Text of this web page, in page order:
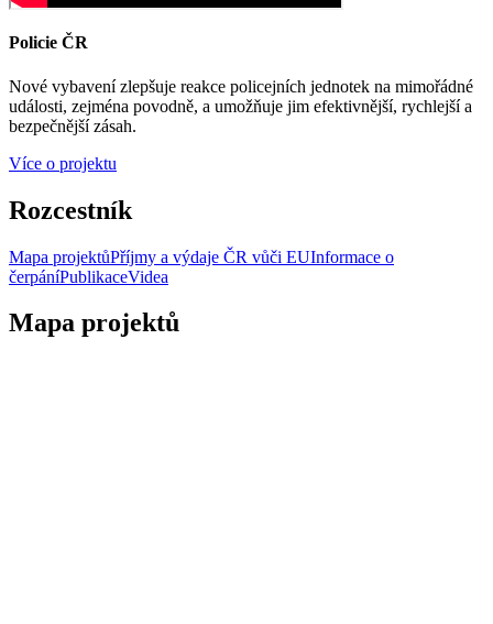
Policie ČR
Nové vybavení zlepšuje reakce policejních jednotek na mimořádné
události, zejména povodně, a umožňuje jim efektivnější, rychlejší a
bezpečnější zásah.
Více o projektu
Rozcestník
Mapa projektůPříjmy a výdaje ČR vůči EUInformace o
čerpáníPublikaceVidea
Mapa projektů